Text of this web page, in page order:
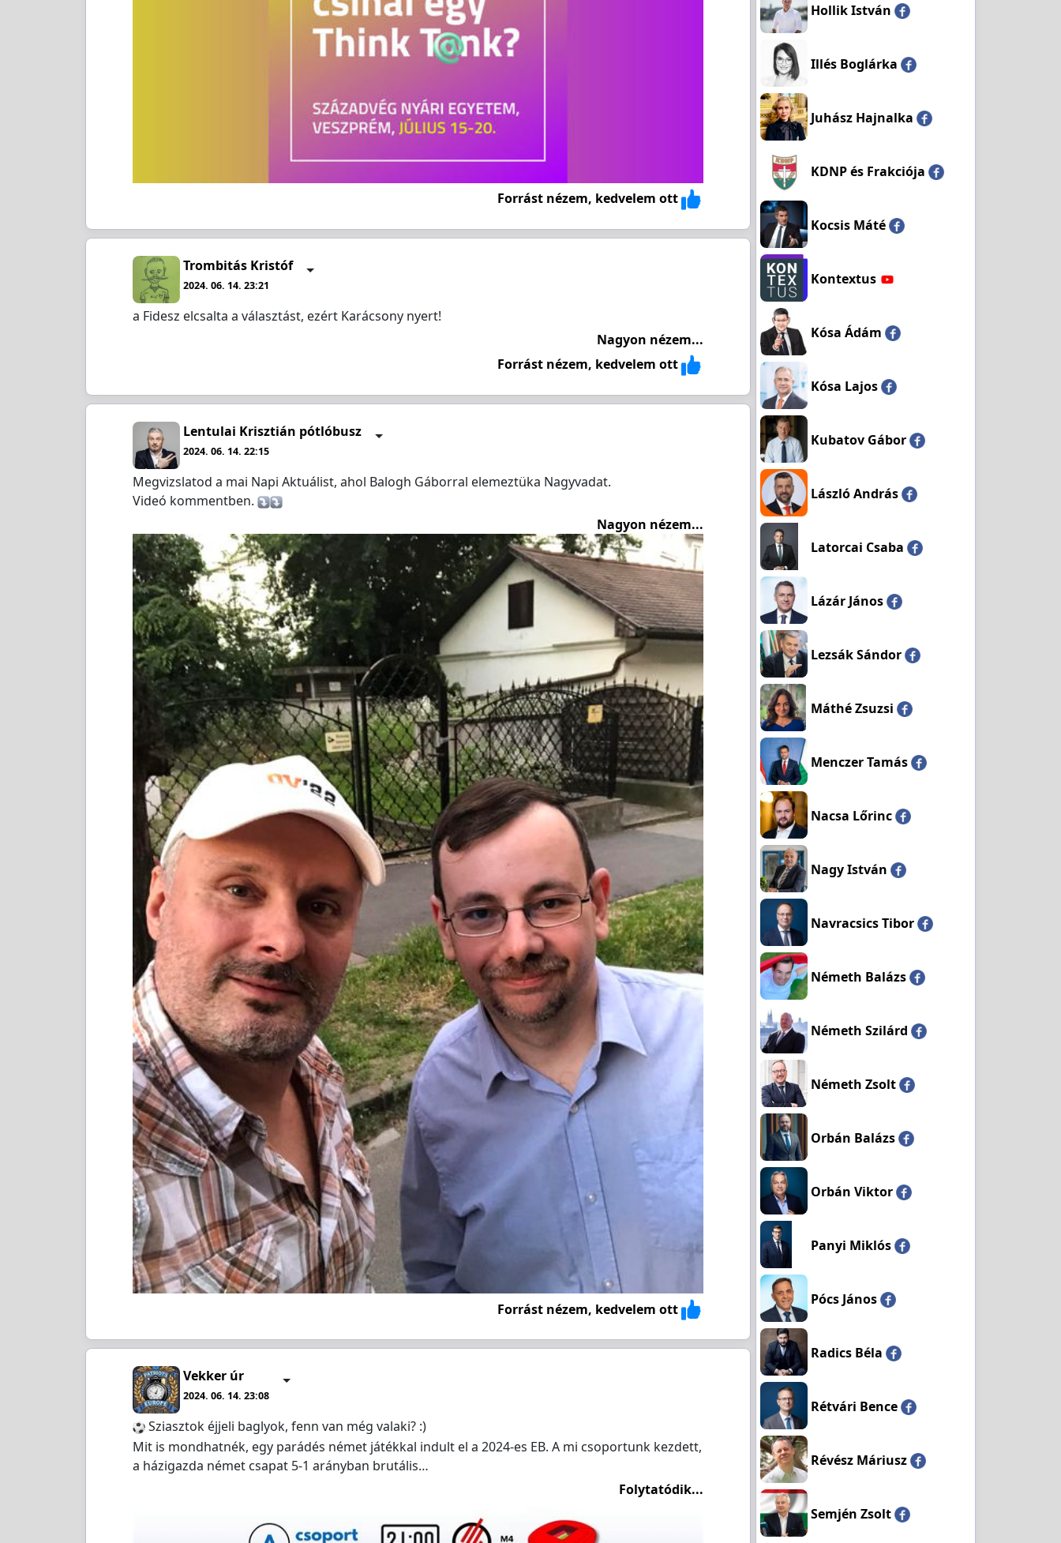
Forrást nézem, kedvelem ott
Trombitás Kristóf
2024. 06. 14. 23:21
a Fidesz elcsalta a választást, ezért Karácsony nyert!
Nagyon nézem...
Forrást nézem, kedvelem ott
Lentulai Krisztián pótlóbusz
2024. 06. 14. 22:15
Megvizslatod a mai Napi Aktuálist, ahol Balogh Gáborral elemeztüka Nagyvadat.
Videó kommentben.
Nagyon nézem...
Forrást nézem, kedvelem ott
Vekker úr
2024. 06. 14. 23:08
️ Sziasztok éjjeli baglyok, fenn van még valaki? :)
Mit is mondhatnék, egy parádés német játékkal indult el a 2024-es EB. A mi csoportunk kezdett,
a házigazda német csapat 5-1 arányban brutális…
Folytatódik...
Hollik István
Illés Boglárka
Juhász Hajnalka
KDNP és Frakciója
Kocsis Máté
Kontextus
Kósa Ádám
Kósa Lajos
Kubatov Gábor
László András
Latorcai Csaba
Lázár János
Lezsák Sándor
Máthé Zsuzsi
Menczer Tamás
Nacsa Lőrinc
Nagy István
Navracsics Tibor
Németh Balázs
Németh Szilárd
Németh Zsolt
Orbán Balázs
Orbán Viktor
Panyi Miklós
Pócs János
Radics Béla
Rétvári Bence
Révész Máriusz
Semjén Zsolt